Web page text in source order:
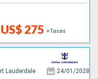
US$ 275 +Tasas
Lauderdale 24/01/2028